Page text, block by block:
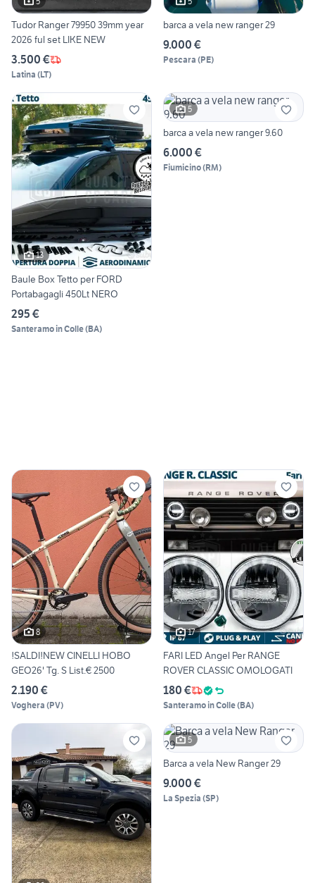
Tudor Ranger 79950 39mm year
2026 ful set LIKE NEW
3.500 €
Latina (LT)
barca a vela new ranger 29
9.000 €
Pescara (PE)
13
Baule Box Tetto per FORD
Portabagagli 450Lt NERO
295 €
Santeramo in Colle(BA)
5
barca a vela new ranger 9.60
6.000 €
Fiumicino(RM)
8
!SALDI!NEW CINELLI HOBO
GEO26' Tg. S List.€ 2500
2.190 €
Voghera (PV)
17
FARI LED Angel Per RANGE
ROVER CLASSIC OMOLOGATI
180 €
Santeramo in Colle(BA)
5
Barca a vela New Ranger 29
9.000 €
La Spezia (SP)